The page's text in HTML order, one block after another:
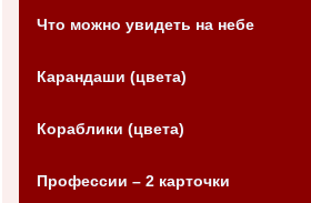
Что можно увидеть на небе
Карандаши (цвета)
Кораблики (цвета)
Профессии – 2 карточки